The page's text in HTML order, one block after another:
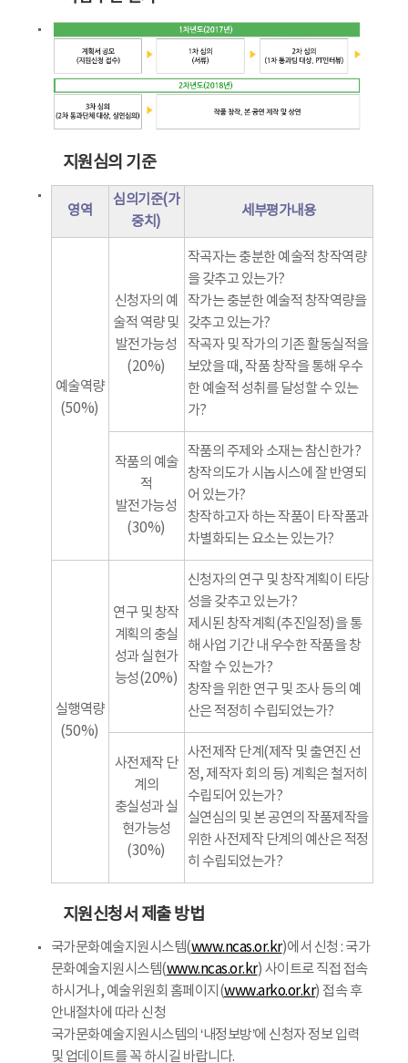
지원심의 기준
영역
심의기준(가
중치)
세부평가내용
예술역량
(50%)
신청자의 예
술적 역량 및
발전가능성
(20%)
작곡자는 충분한 예술적 창작역량
을 갖추고 있는가?
작가는 충분한 예술적 창작역량을
갖추고 있는가?
작곡자 및 작가의 기존 활동실적을
보았을 때, 작품 창작을 통해 우수
한 예술적 성취를 달성할 수 있는
가?
작품의 예술
적
발전가능성
(30%)
작품의 주제와 소재는 참신한가?
창작의도가 시놉시스에 잘 반영되
어 있는가?
창작하고자 하는 작품이 타 작품과
차별화되는 요소는 있는가?
실행역량
(50%)
연구 및 창작
계획의 충실
성과 실현가
능성(20%)
신청자의 연구 및 창작계획이 타당
성을 갖추고 있는가?
제시된 창작계획(추진일정)을 통
해 사업 기간 내 우수한 작품을 창
작할 수 있는가?
창작을 위한 연구 및 조사 등의 예
산은 적정히 수립되었는가?
사전제작 단
계의
충실성과 실
현가능성
(30%)
사전제작 단계(제작 및 출연진 선
정, 제작자 회의 등) 계획은 철저히
수립되어 있는가?
실연심의 및 본 공연의 작품제작을
위한 사전제작 단계의 예산은 적정
히 수립되었는가?
지원신청서 제출 방법
국가문화예술지원시스템(www.ncas.or.kr)에서 신청 : 국가
문화예술지원시스템(www.ncas.or.kr) 사이트로 직접 접속
하시거나, 예술위원회 홈페이지(www.arko.or.kr) 접속 후
안내절차에 따라 신청
국가문화예술지원시스템의 ‘내정보방’에 신청자 정보 입력
및 업데이트를 꼭 하시길 바랍니다.